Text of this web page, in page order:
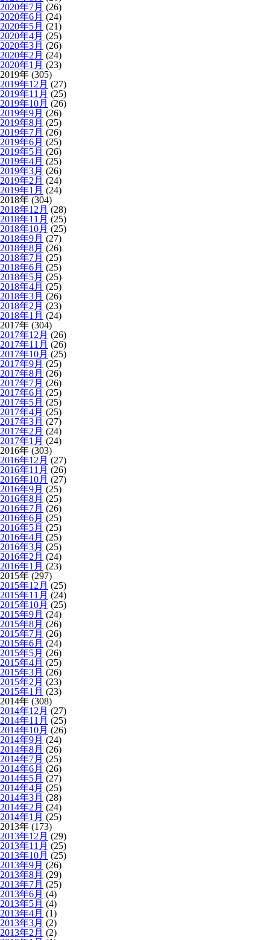
2020年7月 (26)
2020年6月 (24)
2020年5月 (21)
2020年4月 (25)
2020年3月 (26)
2020年2月 (24)
2020年1月 (23)
2019年 (305)
2019年12月 (27)
2019年11月 (25)
2019年10月 (26)
2019年9月 (26)
2019年8月 (25)
2019年7月 (26)
2019年6月 (25)
2019年5月 (26)
2019年4月 (25)
2019年3月 (26)
2019年2月 (24)
2019年1月 (24)
2018年 (304)
2018年12月 (28)
2018年11月 (25)
2018年10月 (25)
2018年9月 (27)
2018年8月 (26)
2018年7月 (25)
2018年6月 (25)
2018年5月 (25)
2018年4月 (25)
2018年3月 (26)
2018年2月 (23)
2018年1月 (24)
2017年 (304)
2017年12月 (26)
2017年11月 (26)
2017年10月 (25)
2017年9月 (25)
2017年8月 (26)
2017年7月 (26)
2017年6月 (25)
2017年5月 (25)
2017年4月 (25)
2017年3月 (27)
2017年2月 (24)
2017年1月 (24)
2016年 (303)
2016年12月 (27)
2016年11月 (26)
2016年10月 (27)
2016年9月 (25)
2016年8月 (25)
2016年7月 (26)
2016年6月 (25)
2016年5月 (25)
2016年4月 (25)
2016年3月 (25)
2016年2月 (24)
2016年1月 (23)
2015年 (297)
2015年12月 (25)
2015年11月 (24)
2015年10月 (25)
2015年9月 (24)
2015年8月 (26)
2015年7月 (26)
2015年6月 (24)
2015年5月 (26)
2015年4月 (25)
2015年3月 (26)
2015年2月 (23)
2015年1月 (23)
2014年 (308)
2014年12月 (27)
2014年11月 (25)
2014年10月 (26)
2014年9月 (24)
2014年8月 (26)
2014年7月 (25)
2014年6月 (26)
2014年5月 (27)
2014年4月 (25)
2014年3月 (28)
2014年2月 (24)
2014年1月 (25)
2013年 (173)
2013年12月 (29)
2013年11月 (25)
2013年10月 (25)
2013年9月 (26)
2013年8月 (29)
2013年7月 (25)
2013年6月 (4)
2013年5月 (4)
2013年4月 (1)
2013年3月 (2)
2013年2月 (2)